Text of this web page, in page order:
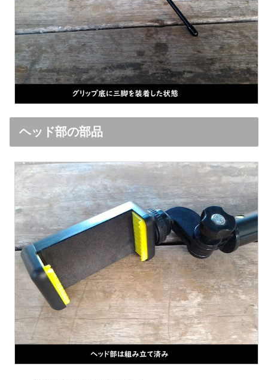
ヘッド部の部品